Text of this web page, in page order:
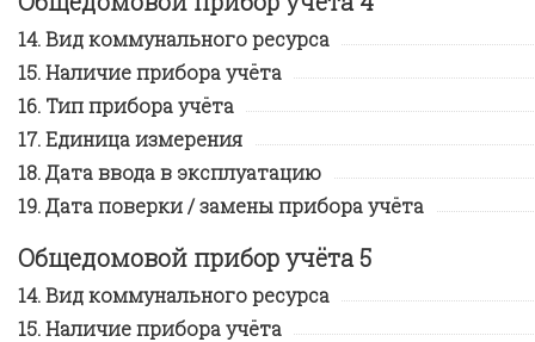
Вид коммунального ресурса
Наличие прибора учёта
Тип прибора учёта
Единица измерения
Дата ввода в эксплуатацию
Дата поверки / замены прибора учёта
Общедомовой прибор учёта 5
Вид коммунального ресурса
Наличие прибора учёта